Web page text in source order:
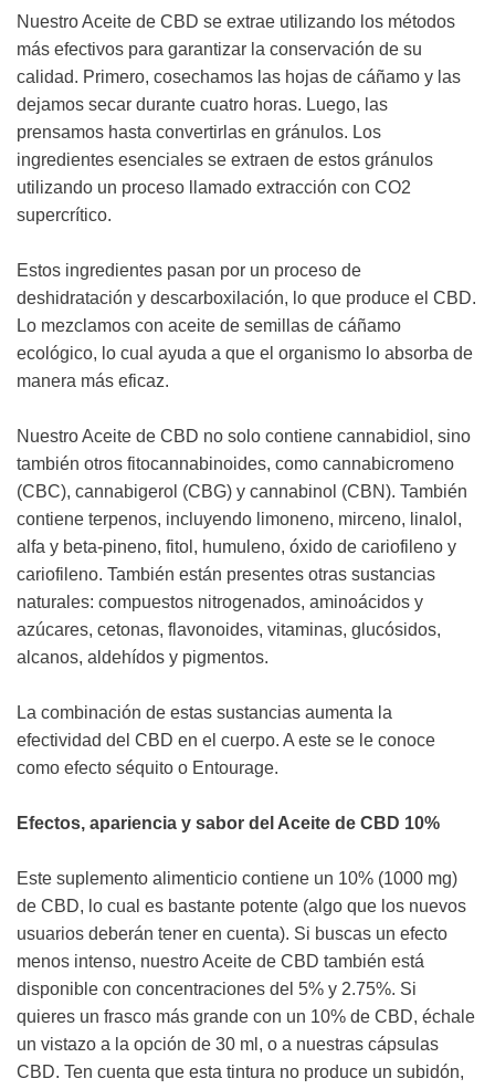
Nuestro Aceite de CBD se extrae utilizando los métodos
más efectivos para garantizar la conservación de su
calidad. Primero, cosechamos las hojas de cáñamo y las
dejamos secar durante cuatro horas. Luego, las
prensamos hasta convertirlas en gránulos. Los
ingredientes esenciales se extraen de estos gránulos
utilizando un proceso llamado extracción con CO2
supercrítico.
Estos ingredientes pasan por un proceso de
deshidratación y descarboxilación, lo que produce el CBD.
Lo mezclamos con aceite de semillas de cáñamo
ecológico, lo cual ayuda a que el organismo lo absorba de
manera más eficaz.
Nuestro Aceite de CBD no solo contiene cannabidiol, sino
también otros fitocannabinoides, como cannabicromeno
(CBC), cannabigerol (CBG) y cannabinol (CBN). También
contiene terpenos, incluyendo limoneno, mirceno, linalol,
alfa y beta-pineno, fitol, humuleno, óxido de cariofileno y
cariofileno. También están presentes otras sustancias
naturales: compuestos nitrogenados, aminoácidos y
azúcares, cetonas, flavonoides, vitaminas, glucósidos,
alcanos, aldehídos y pigmentos.
La combinación de estas sustancias aumenta la
efectividad del CBD en el cuerpo. A este se le conoce
como efecto séquito o Entourage.
Efectos, apariencia y sabor del Aceite de CBD 10%
Este suplemento alimenticio contiene un 10% (1000 mg)
de CBD, lo cual es bastante potente (algo que los nuevos
usuarios deberán tener en cuenta). Si buscas un efecto
menos intenso, nuestro Aceite de CBD también está
disponible con concentraciones del 5% y 2.75%. Si
quieres un frasco más grande con un 10% de CBD, échale
un vistazo a la opción de 30 ml, o a nuestras cápsulas
CBD. Ten cuenta que esta tintura no produce un subidón,